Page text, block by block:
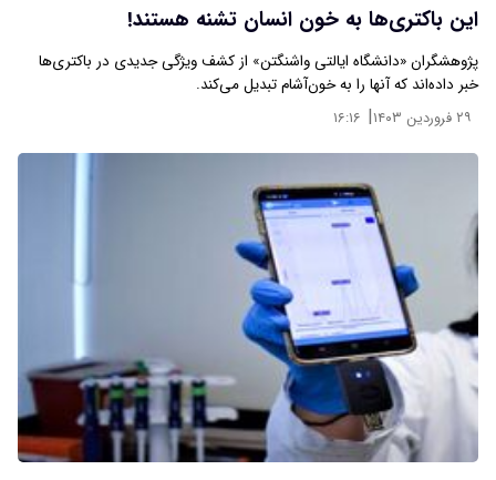
این باکتری‌ها به خون انسان تشنه هستند!
پژوهشگران «دانشگاه ایالتی واشنگتن» از کشف ویژگی جدیدی در باکتری‌ها
خبر داده‌اند که آنها را به خون‌آشام تبدیل می‌کند.
۲۹ فروردین ۱۴۰۳ | ۱۶:۱۶